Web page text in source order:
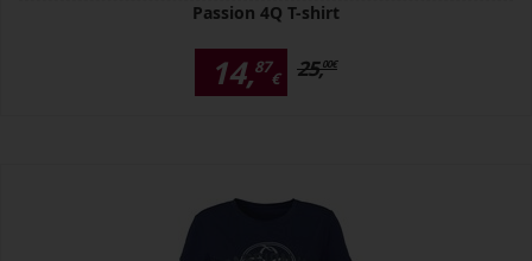
Passion 4Q T-shirt
14,87
€ 25,00€